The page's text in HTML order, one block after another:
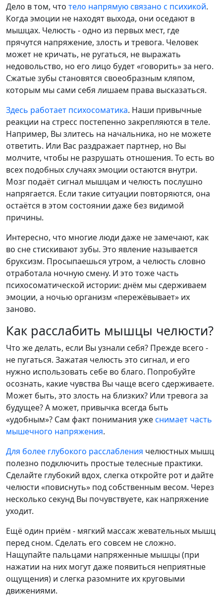
Дело в том, что тело напрямую связано с психикой.
Когда эмоции не находят выхода, они оседают в
мышцах. Челюсть - одно из первых мест, где
прячутся напряжение, злость и тревога. Человек
может не кричать, не ругаться, не выражать
недовольство, но его лицо будет «говорить» за него.
Сжатые зубы становятся своеобразным кляпом,
которым мы сами себя лишаем права высказаться.
Здесь работает психосоматика. Наши привычные
реакции на стресс постепенно закрепляются в теле.
Например, Вы злитесь на начальника, но не можете
ответить. Или Вас раздражает партнер, но Вы
молчите, чтобы не разрушать отношения. То есть во
всех подобных случаях эмоции остаются внутри.
Мозг подаёт сигнал мышцам и челюсть послушно
напрягается. Если такие ситуации повторяются, она
остаётся в этом состоянии даже без видимой
причины.
Интересно, что многие люди даже не замечают, как
во сне стискивают зубы. Это явление называется
бруксизм. Просыпаешься утром, а челюсть словно
отработала ночную смену. И это тоже часть
психосоматической истории: днём мы сдерживаем
эмоции, а ночью организм «пережёвывает» их
заново.
Как расслабить мышцы челюсти?
Что же делать, если Вы узнали себя? Прежде всего -
не пугаться. Зажатая челюсть это сигнал, и его
нужно использовать себе во благо. Попробуйте
осознать, какие чувства Вы чаще всего сдерживаете.
Может быть, это злость на близких? Или тревога за
будущее? А может, привычка всегда быть
«удобным»? Сам факт понимания ужеснимает часть
мышечного напряжения.
Для более глубокого расслабления челюстных мышц
полезно подключить простые телесные практики.
Сделайте глубокий вдох, слегка откройте рот и дайте
челюсти «повиснуть» под собственным весом. Через
несколько секунд Вы почувствуете, как напряжение
уходит.
Ещё один приём - мягкий массаж жевательных мышц
перед сном. Сделать его совсем не сложно.
Нащупайте пальцами напряженные мышцы (при
нажатии на них могут даже появиться неприятные
ощущения) и слегка разомните их круговыми
движениями.